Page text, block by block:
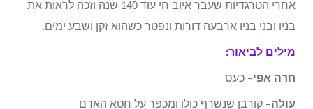
אחרי הטרגדיות שעבר איוב חי עוד 140 שנה וזכה לראות את
בניו ובני בניו ארבעה דורות ונפטר כשהוא זקן ושבע ימים.
מילים לביאור:
חרה אפי– כעס
עולה– קורבן שנשרף כולו ומכפר על חטא האדם